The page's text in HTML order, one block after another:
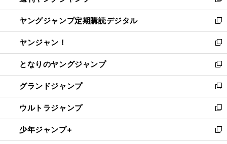
開
く
ウ
で
開
く
ン
ド
ウ
で
開
く
し
い
ウ
ィ
ン
ド
ウ
で
開
く
ヤングジャンプ定期購読デジタル
新
し
い
ウ
ィ
ン
ド
ウ
で
開
く
ヤンジャン！
新
し
い
ウ
ィ
ン
ド
ウ
で
開
となりのヤングジャンプ
新
し
い
ウ
ィ
ン
ド
ウ
グランドジャンプ
新
し
い
ウ
ィ
ン
ウルトラジャンプ
新
し
い
ウ
少年ジャンプ+
新